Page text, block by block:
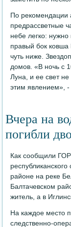
По рекомендации
предрассветные
небе легко:
правый бок
чуть ниже.
домов. «В ночь с
Луна, и ее свет
этим явлением»,
Вчера на
погибли
Как сообщили
районе на реке
Балтачевском
житель, а в
На каждое место
следственно-